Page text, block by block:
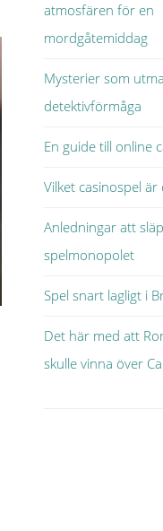
atmosfären för en
mordgåtemiddag
Mysterier som
detektivförmåga
En guide till online
Vilket casinospel
Anledningar att
spelmonopolet
Spel snart lagligt i
Det här med att
skulle vinna över